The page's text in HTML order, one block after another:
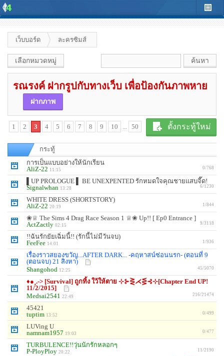
เว็บบอร์ด ละครซิมส์
เลือกหมวดหมู่
รณรงค์ ฝากรูปกับทางเว็บ เพื่อป้องกันภาพหาย
ฝากภาพ
ตั้งกระทู้ใหม่
1 2 3 4 5 6 7 8 9 10 ... 50
กระทู้
การเป็นแบบอย่างให้นักเรียน
AliZ-22 11:15 0/768
▌UP PROLOGUE ▌ BE UNEXPENTED รักหมดใจคุณชายแสบจี๊ด!
Signalwhan 13:28 6/1230
WHITE DRESS (SHORTSTORY)
AliZ-22 20:19 1/844
❀♕ The Sims 4 Drag Race Season 1 ♕❀ Up!! [ Ep0 Entrance ]
ActZactly 02:15 9/3118
!!ฉันรักยัยเฉิ่มนี้!! (รักนี้ไม่มีวันจบ)
FeeFee 14:01 1/936
เรื่องราวสยองขวัญ...AFTER DARK... -คฤหาสน์ซ่อนนรก- (ตอนที่ 9
(ตอนจบ) 21 สิงหา)
Shangohod 12:25 45/5070
♦●¸.-> [Survival] ถูกทิ้ง ใว้ให้ตาย ⊹⊱⋛⋌⋚⊰⊹[Chapter End UP!
11/2/2015]
Medsai2541 22:49 216/21474
45421
tuptim 13:52 0/499
LUVing U
namnam1957 19:03 0/477
TURBULENCE!!วุ่นนักรักหลอกๆ
P-PloyPloy 20:22 11/2190